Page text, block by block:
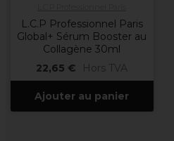
L.C.P Professionnel Paris
Global+ Sérum Booster au
Collagène 30ml
22,65 €
Hors TVA
Ajouter au panier